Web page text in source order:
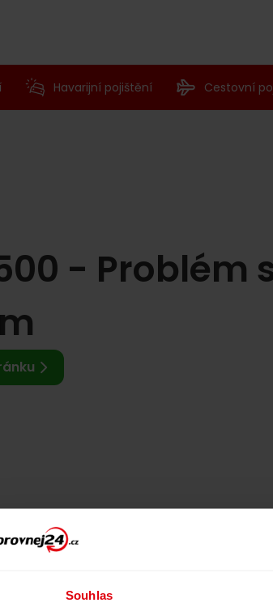
Souhlas
Havarijní pojištění Cestovní
- Problém